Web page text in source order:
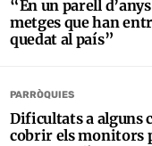
“En un parell
metges que han
quedat al país”
PARRÒQUIES
Dificultats a alguns
cobrir els monitors